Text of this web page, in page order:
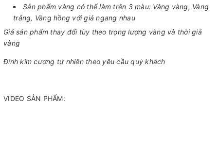
Sản phẩm vàng có thể làm trên 3 màu: Vàng vàng, Vàng
trắng, Vàng hồng với giá ngang nhau
Giá sản phẩm thay đổi tùy theo trọng lượng vàng và thời giá
vàng
Đính kim cương tự nhiên theo yêu cầu quý khách
VIDEO SẢN PHẨM: